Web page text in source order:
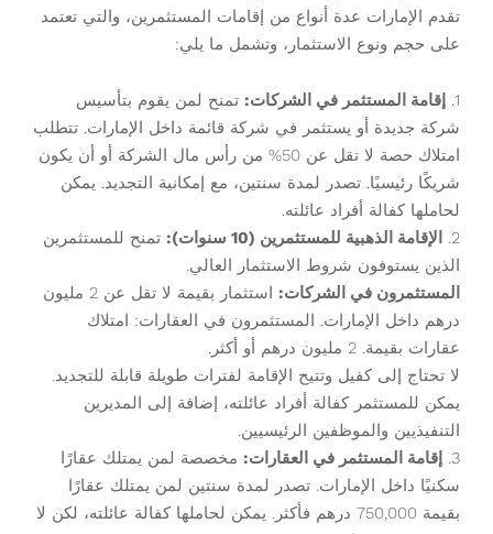
تقدم الإمارات عدة أنواع من إقامات المستثمرين، والتي تعتمد
على حجم ونوع الاستثمار، وتشمل ما يلي:
1. إقامة المستثمر في الشركات: تمنح لمن يقوم بتأسيس
شركة جديدة أو يستثمر في شركة قائمة داخل الإمارات. تتطلب
امتلاك حصة لا تقل عن 50% من رأس مال الشركة أو أن يكون
شريكًا رئيسيًا. تصدر لمدة سنتين، مع إمكانية التجديد. يمكن
لحاملها كفالة أفراد عائلته.
2.
الإقامة الذهبية للمستثمرين (10 سنوات):
تمنح للمستثمرين
الذين يستوفون شروط الاستثمار العالي.
المستثمرون في الشركات:
استثمار بقيمة لا تقل عن 2 مليون
درهم داخل الإمارات. المستثمرون في العقارات: امتلاك
عقارات بقيمة. 2 مليون درهم أو أكثر.
لا تحتاج إلى كفيل وتتيح الإقامة لفترات طويلة قابلة للتجديد.
يمكن للمستثمر كفالة أفراد عائلته، إضافة إلى المديرين
التنفيذيين والموظفين الرئيسيين.
3. إقامة المستثمر في العقارات: مخصصة لمن يمتلك عقارًا
سكنيًا داخل الإمارات. تصدر لمدة سنتين لمن يمتلك عقارًا
بقيمة 750,000 درهم فأكثر. يمكن لحاملها كفالة عائلته، لكن لا